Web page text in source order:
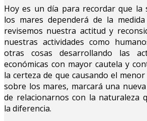
Hoy es un día para recordar que la
los mares dependerá de la
revisemos nuestra actitud y
nuestras actividades como
otras cosas desarrollando las
económicas con mayor cautela y
la certeza de que causando el
sobre los mares, marcará una
de relacionarnos con la naturaleza
la diferencia.